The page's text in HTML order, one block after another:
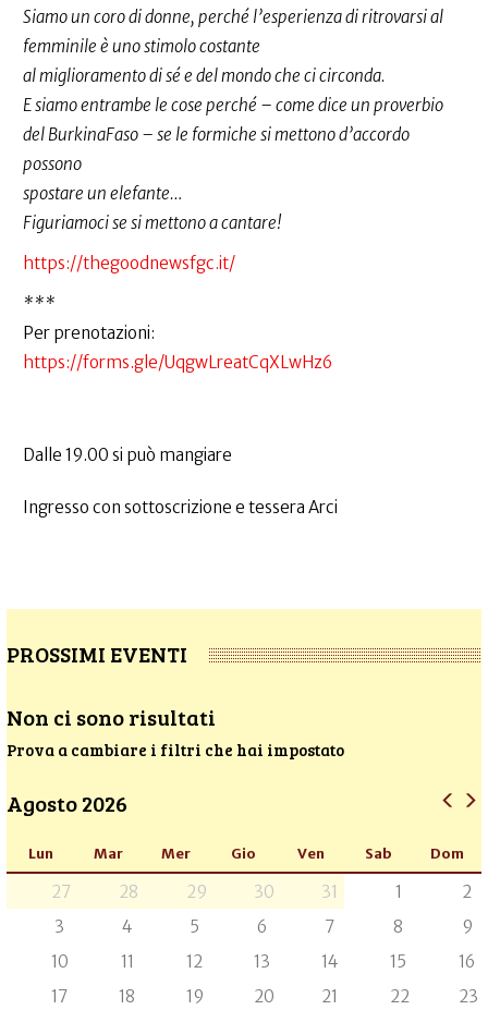
Siamo un coro di donne, perché l’esperienza di ritrovarsi al
femminile è uno stimolo costante
al miglioramento di sé e del mondo che ci circonda.
E siamo entrambe le cose perché – come dice un proverbio
del BurkinaFaso – se le formiche si mettono d’accordo
possono
spostare un elefante…
Figuriamoci se si mettono a cantare!
https://thegoodnewsfgc.it/
***
Per prenotazioni:
https://forms.gle/UqgwLreatCqXLwHz6
Dalle 19.00 si può mangiare
Ingresso con sottoscrizione e tessera Arci
PROSSIMI EVENTI
Non ci sono risultati
Prova a cambiare i filtri che hai impostato
Agosto 2026
Lun Mar Mer Gio Ven Sab Dom
27 28 29 30 31 1
2
3
4 5 6 7 8
9
10
11 12 13 14 15
16
17
18 19 20 21 22 23